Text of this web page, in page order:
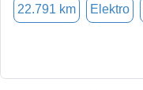
22.791 km Elektro